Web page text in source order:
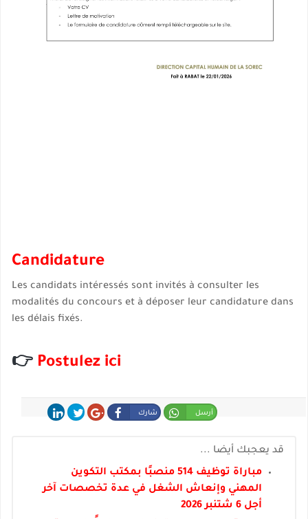
Candidature
Les candidats intéressés sont invités à consulter les
modalités du concours et à déposer leur candidature dans
les délais fixés.
👉 Postulez ici
شارك أرسل
قد يعجبك أيضا ...
مباراة توظيف 514 منصبًا بمكتب التكوين
المهني وإنعاش الشغل في عدة تخصصات آخر
أجل 6 شتنبر 2026